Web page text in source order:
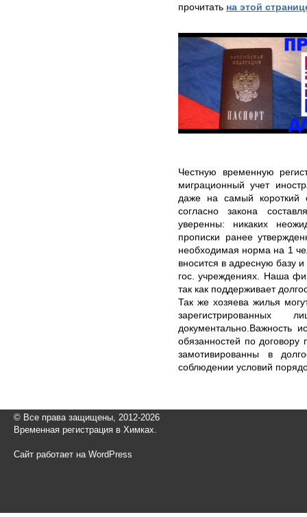
прочитать на этой
Честную временную
миграционный учет
даже на самый короткий
согласно закона
уверенны: никаких
прописки ранее
необходимая норма на 1
вносится в адресную базу
гос. учреждениях. Наша
так как поддерживает
Так же хозяева жилья
документально.Важность
обязанностей по
замотивированны в
соблюдении условий
© Все права защищены, 2012-2026
Временная регистрация в Химках.
Сайт работает на WordPress